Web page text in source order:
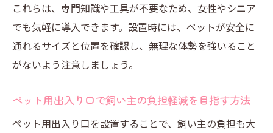
これらは、専門知識や工具が不要なため、女性やシニア
でも気軽に導入できます。設置時には、ペットが安全に
通れるサイズと位置を確認し、無理な体勢を強いること
がないよう注意しましょう。
ペット用出入り口で飼い主の負担軽減を目指す方法
ペット用出入り口を設置することで、飼い主の負担も大